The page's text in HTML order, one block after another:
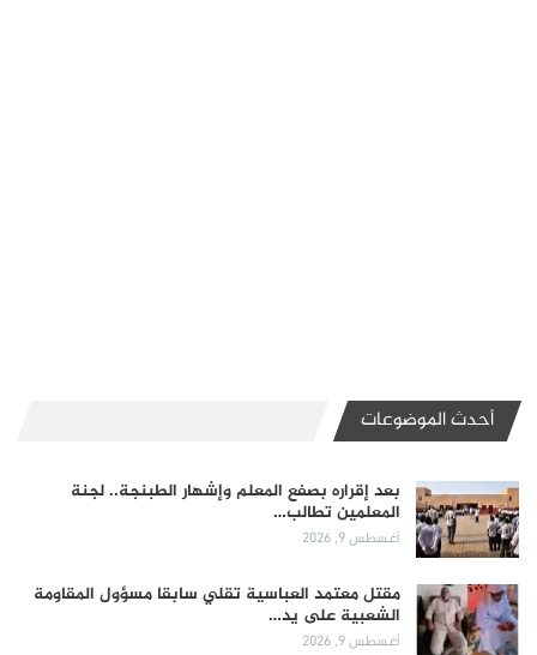
أحدث الموضوعات
بعد إقراره بصفع المعلم وإشهار الطبنجة.. لجنة
المعلمين تطالب…
أغسطس 9, 2026
مقتل معتمد العباسية تقلي سابقا مسؤول المقاومة
الشعبية على يد…
أغسطس 9, 2026